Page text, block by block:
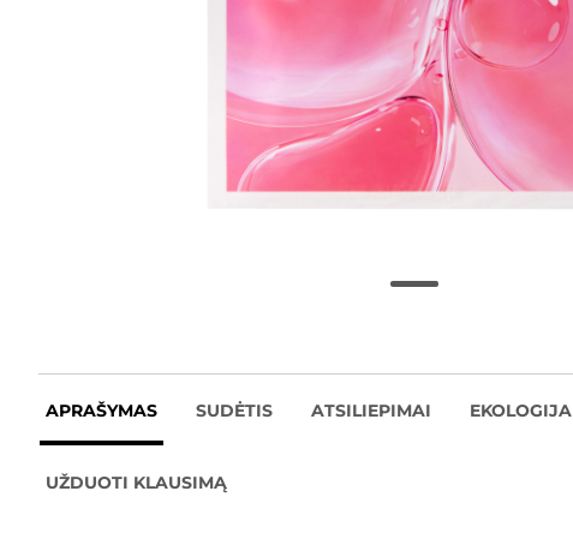
APRAŠYMAS SUDĖTIS ATSILIEPIMAI EKOLOGIJA
UŽDUOTI KLAUSIMĄ